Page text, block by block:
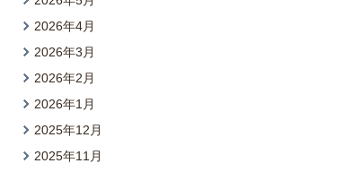
2026年4月
2026年3月
2026年2月
2026年1月
2025年12月
2025年11月